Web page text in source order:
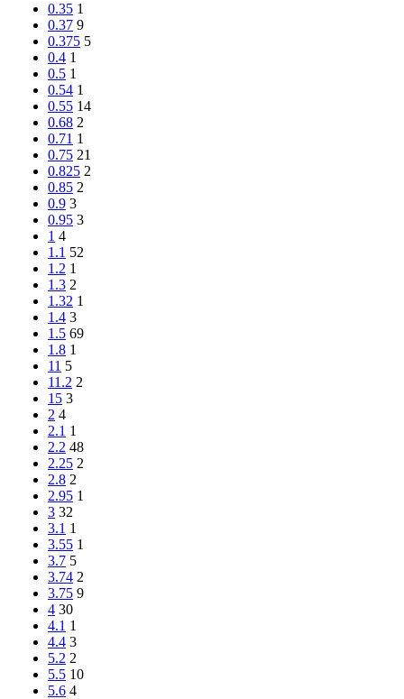
0.35 1
0.37 9
0.375 5
0.4 1
0.5 1
0.54 1
0.55 14
0.68 2
0.71 1
0.75 21
0.825 2
0.85 2
0.9 3
0.95 3
1 4
1.1 52
1.2 1
1.3 2
1.32 1
1.4 3
1.5 69
1.8 1
11 5
11.2 2
15 3
2 4
2.1 1
2.2 48
2.25 2
2.8 2
2.95 1
3 32
3.1 1
3.55 1
3.7 5
3.74 2
3.75 9
4 30
4.1 1
4.4 3
5.2 2
5.5 10
5.6 4